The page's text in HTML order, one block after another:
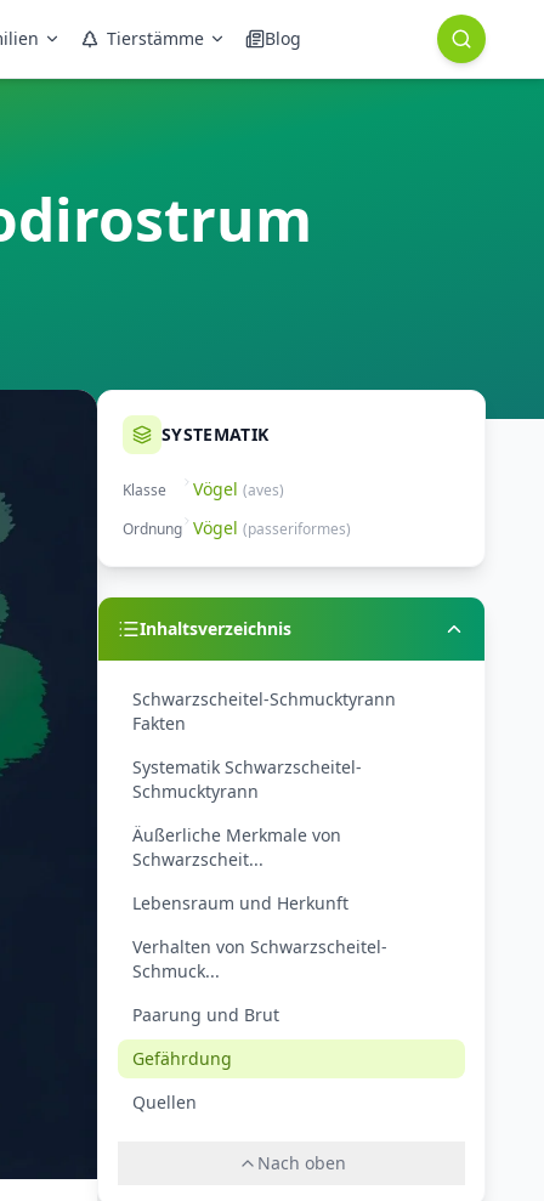
Tierstämme Blog
SYSTEMATIK
Klasse Vögel (aves)
Ordnung Vögel (passeriformes)
Inhaltsverzeichnis
Schwarzscheitel-Schmucktyrann
Fakten
Systematik Schwarzscheitel-
Schmucktyrann
Äußerliche Merkmale von
Schwarzscheit...
Lebensraum und Herkunft
Verhalten von Schwarzscheitel-
Schmuck...
Paarung und Brut
Gefährdung
Quellen
Nach oben